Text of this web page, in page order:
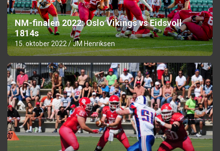
NM-finalen 2022: Oslo Vikings vs Eidsvoll
1814s
15. oktober 2022 JM Henriksen